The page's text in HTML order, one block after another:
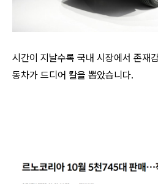
시간이 지날수록 국내 시장에서 존재
동차가 드디어 칼을 뽑았습니다.